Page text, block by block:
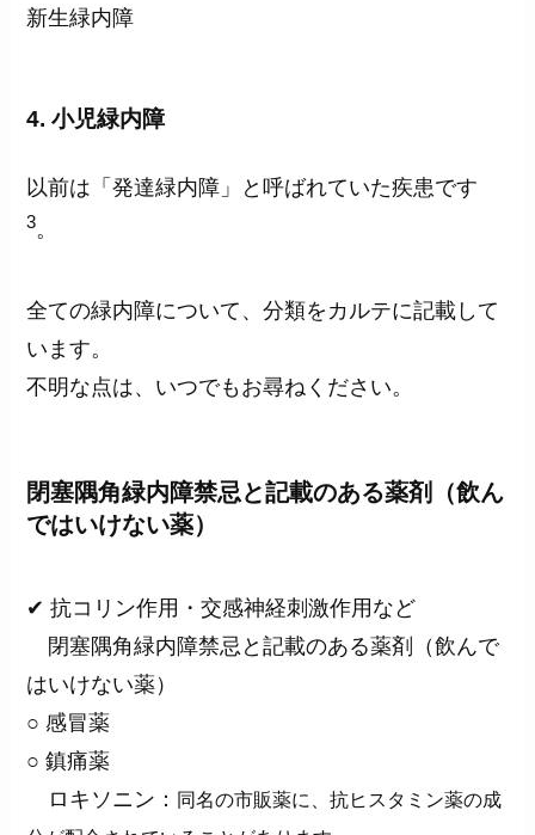
新生緑内障
4. 小児緑内障
以前は「発達緑内障」と呼ばれていた疾患です
3。
全ての緑内障について、分類をカルテに記載して
います。
不明な点は、いつでもお尋ねください。
閉塞隅角緑内障禁忌と記載のある薬剤（飲ん
ではいけない薬）
✔ 抗コリン作用・交感神経刺激作用など
閉塞隅角緑内障禁忌と記載のある薬剤（飲んで
はいけない薬）
○ 感冒薬
○ 鎮痛薬
ロキソニン： 同名の市販薬に、抗ヒスタミン薬の成